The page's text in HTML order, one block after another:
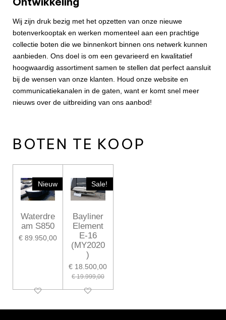
Wij zijn druk bezig met het opzetten van onze nieuwe
botenverkooptak en werken momenteel aan een prachtige
collectie boten die we binnenkort binnen ons netwerk kunnen
aanbieden. Ons doel is om een gevarieerd en kwalitatief
hoogwaardig assortiment samen te stellen dat perfect aansluit
bij de wensen van onze klanten. Houd onze website en
communicatiekanalen in de gaten, want er komt snel meer
nieuws over de uitbreiding van ons aanbod!
BOTEN TE KOOP
Nieuw
Waterdre
am S850
€ 89.950,00
Sale!
Bayliner
Element
E-16
(MY2020
)
€ 18.500,00
€ 19.999,00